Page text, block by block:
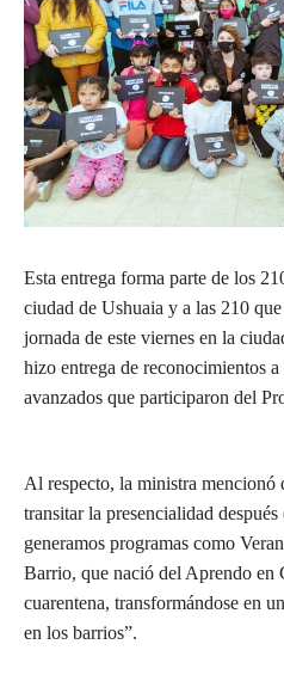
Esta entrega forma parte de los
ciudad de Ushuaia y a las 210 que
jornada de este viernes en la
hizo entrega de reconocimientos
avanzados que participaron del
Al respecto, la ministra mencionó
transitar la presencialidad
generamos programas como
Barrio, que nació del Aprendo en
cuarentena, transformándose en
en los barrios”.